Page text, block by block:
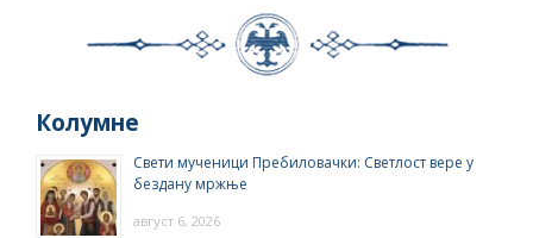
Колумне
Свети мученици Пребиловачки: Светлост вере у
бездану мржње
август 6, 2026